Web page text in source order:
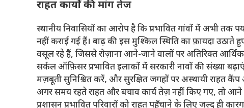
राहत कार्यों की मांग तेज
स्थानीय निवासियों का आरोप है कि प्रभावित गांवों में अभी तक
नहीं कराई गई हैं। बाढ़ की इस मुश्किल स्थिति का फ़ायदा उठाते
वसूल रहे हैं, जिससे रोज़ाना आने-जाने वालों पर अतिरिक्त आर्थिक
सर्कल ऑफ़िसर प्रभावित इलाकों में सरकारी नावों की संख्या
मज़बूती सुनिश्चित करें, और सुरक्षित जगहों पर अस्थायी राहत
अगर समय रहते राहत और बचाव कार्य तेज़ नहीं किए गए, तो आने
प्रशासन प्रभावित परिवारों को राहत पहुँचाने के लिए जल्द ही